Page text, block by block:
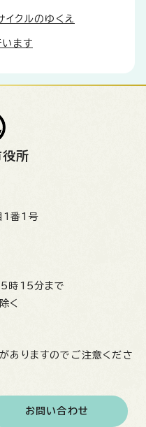
イクルのゆくえ
ます
所
1番1号
時15分まで
く
ありますのでご注意くださ
お問い合わせ